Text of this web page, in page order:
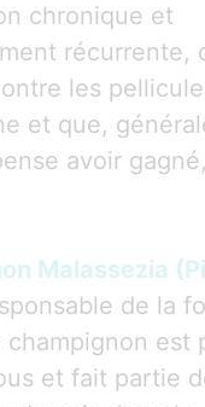
chronique et
récurrente,
les
et que,
avoir
Malassezia
de la
champignon est
et fait partie